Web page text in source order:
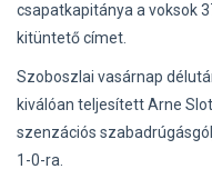
csapatkapitánya a voksok
kitüntető címet.
Szoboszlai vasárnap
kiválóan teljesített Arne
szenzációs
1-0-ra.